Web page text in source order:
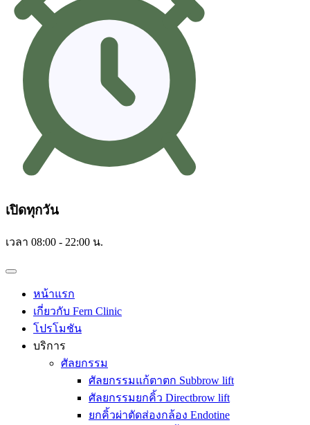
เปิดทุกวัน
เวลา 08:00 - 22:00 น.
หน้าแรก
เกี่ยวกับ Fern Clinic
โปรโมชัน
บริการ
ศัลยกรรม
ศัลยกรรมแก้ตาตก Subbrow lift
ศัลยกรรมยกคิ้ว Directbrow lift
ยกคิ้วผ่าตัดส่องกล้อง Endotine